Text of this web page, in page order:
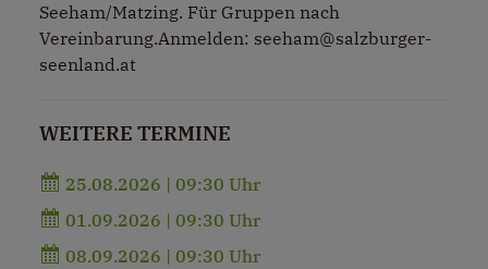
Seeham/Matzing. Für Gruppen nach
Vereinbarung.Anmelden: seeham@salzburger-
seenland.at
WEITERE TERMINE
25.08.2026 | 09:30 Uhr
01.09.2026 | 09:30 Uhr
08.09.2026 | 09:30 Uhr